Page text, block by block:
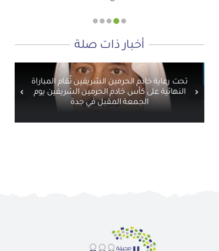
أخبار ذات صلة
تحت رعاية خادم الحرمين الشريفين تُقام المباراة
النهائية على كأس خادم الحرمين الشريفين يوم
الجمعة المقبل في جدة